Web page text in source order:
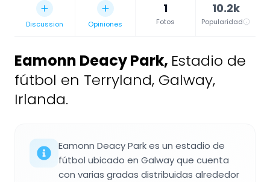
Discussion Opiniones
1
Fotos
10.2k
Popularidad
Eamonn Deacy Park, Estadio de
fútbol en Terryland, Galway,
Irlanda.
Eamonn Deacy Park es un estadio de
fútbol ubicado en Galway que cuenta
con varias gradas distribuidas alrededor